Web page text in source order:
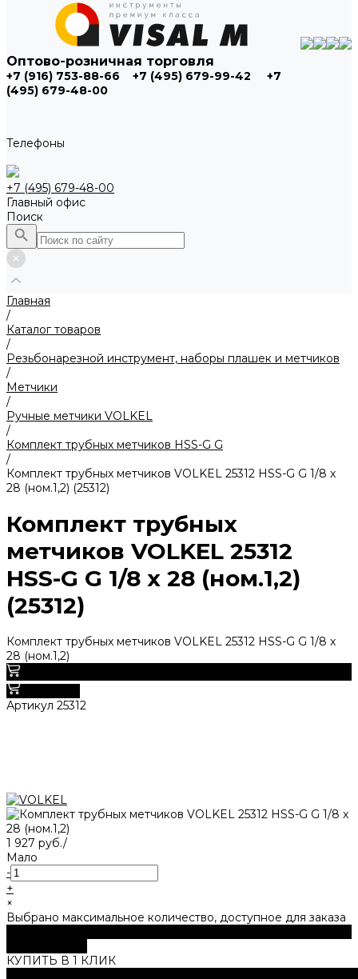
Оптово-розничная торговля
+7 (916) 753-88-66 +7 (495) 679-99-42
+7
(495) 679-48-00
Телефоны
+7 (495) 679-48-00
Главный офис
Поиск
Главная
/
Каталог товаров
/
Резьбонарезной инструмент, наборы плашек и метчиков
/
Метчики
/
Ручные метчики VOLKEL
/
Комплект трубных метчиков HSS-G G
/
Комплект трубных метчиков VOLKEL 25312 HSS-G G 1/8 x
28 (ном.1,2) (25312)
Комплект трубных
метчиков VOLKEL 25312
HSS-G G 1/8 x 28 (ном.1,2)
(25312)
Комплект трубных метчиков VOLKEL 25312 HSS-G G 1/8 x
28 (ном.1,2)
Артикул 25312
1 927 руб./
Мало
-
+
×
Выбрано максимальное количество, доступное для заказа
КУПИТЬ В 1 КЛИК